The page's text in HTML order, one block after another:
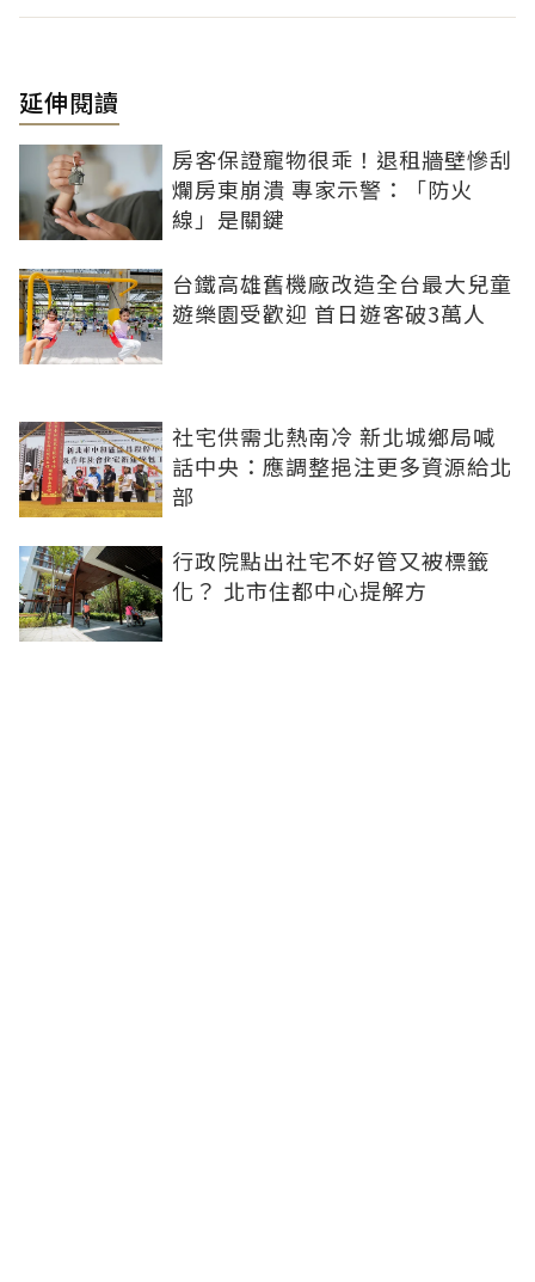
延伸閱讀
房客保證寵物很乖！退租牆壁慘刮
爛房東崩潰 專家示警：「防火
線」是關鍵
台鐵高雄舊機廠改造全台最大兒童
遊樂園受歡迎 首日遊客破3萬人
社宅供需北熱南冷 新北城鄉局喊
話中央：應調整挹注更多資源給北
部
行政院點出社宅不好管又被標籤
化？ 北市住都中心提解方